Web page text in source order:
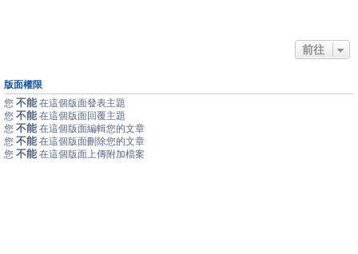
前往
版面權限
您 不能 在這個版面發表主題
您 不能 在這個版面回覆主題
您 不能 在這個版面編輯您的文章
您 不能 在這個版面刪除您的文章
您 不能 在這個版面上傳附加檔案